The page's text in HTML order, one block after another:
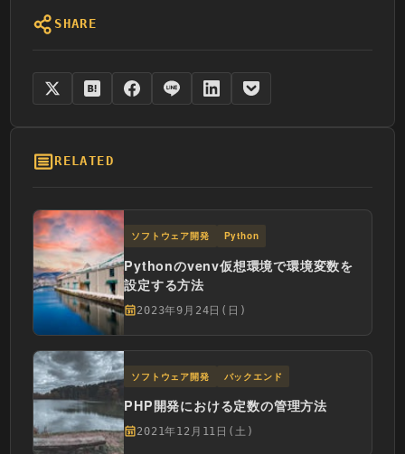
SHARE
RELATED
ソフトウェア開発 Python
Pythonのvenv仮想環境で環境変数を
設定する方法
2023年9月24日(日)
ソフトウェア開発 バックエンド
PHP開発における定数の管理方法
2021年12月11日(土)